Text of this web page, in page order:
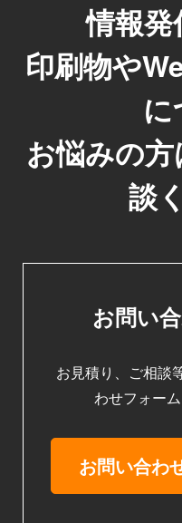
情報
印刷物や
お悩みの
談
お問い
お見積り、ご相談
わせフォー
お問い合わ